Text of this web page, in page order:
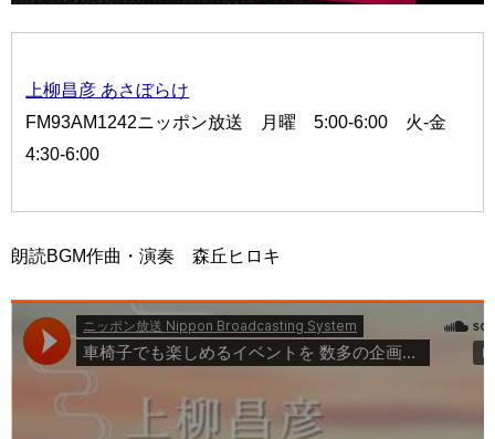
上柳昌彦 あさぼらけ
FM93AM1242ニッポン放送 月曜 5:00-6:00 火-金
4:30-6:00
朗読BGM作曲・演奏 森丘ヒロキ